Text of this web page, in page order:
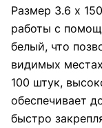
Размер 3.6 х
работы с
белый, что
видимых
100 штук,
обеспечивает
быстро